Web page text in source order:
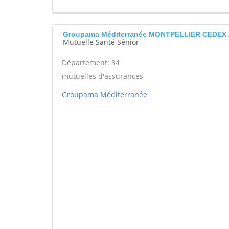
Groupama Méditerranée MONTPELLIER CEDEX
Mutuelle Santé Sénior
Département: 34
mutuelles d'assurances
Groupama Méditerranée